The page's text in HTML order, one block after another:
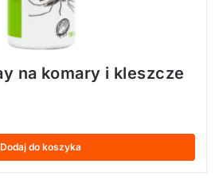
na komary i kleszcze
Dodaj do koszyka